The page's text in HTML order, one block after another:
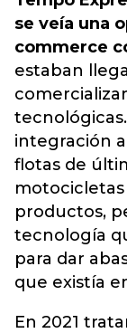
se veía una
commerce
estaban
integración
flotas de
productos,
tecnología
para dar
que existía
En 2021